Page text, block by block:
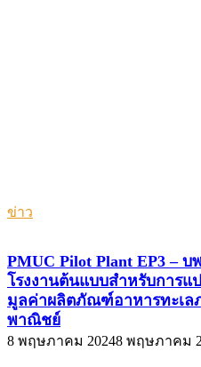
ข่าว
PMUC Pilot Plant EP3 –
โรงงานต้นแบบสำหรับการแ
มูลค่าผลิตภัณฑ์อาหารทะเล
พาณิชย์
8 พฤษภาคม 20248 พฤษภาคม